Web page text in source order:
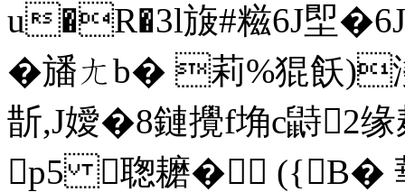
u�R�3l旇#糍6J堲�6J
�旙ㄤb� 莉%猑飫)
斮,J嬡�8鏈攪f埆c鼭2缘
p5 聦耱� ({B�